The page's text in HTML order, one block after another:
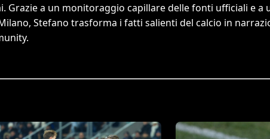
Grazie a un monitoraggio capillare delle fonti ufficiali e a
Stefano trasforma i fatti salienti del calcio in